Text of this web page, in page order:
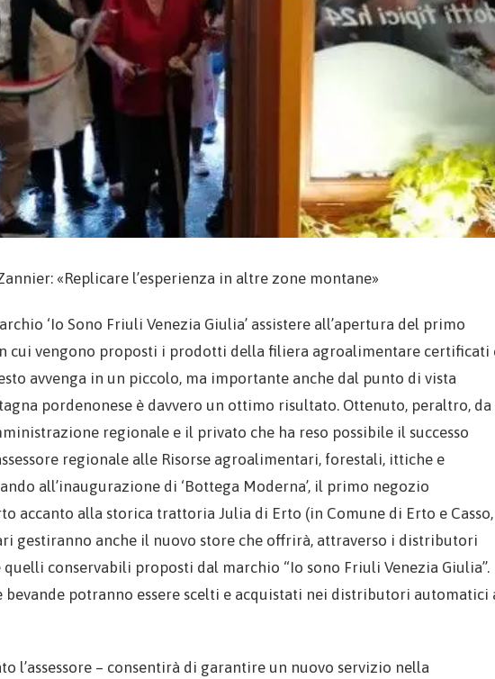
«Replicare l’esperienza in altre zone montane»
‘Io Sono Friuli Venezia Giulia’ assistere all’apertura del primo
cui vengono proposti i prodotti della filiera agroalimentare certificati
avvenga in un piccolo, ma importante anche dal punto di vista
pordenonese è davvero un ottimo risultato. Ottenuto, peraltro, da
regionale e il privato che ha reso possibile il successo
regionale alle Risorse agroalimentari, forestali, ittiche e
all’inaugurazione di ‘Bottega Moderna’, il primo negozio
accanto alla storica trattoria Julia di Erto (in Comune di Erto e Casso,
gestiranno anche il nuovo store che offrirà, attraverso i distributori
conservabili proposti dal marchio “Io sono Friuli Venezia Giulia”.
bevande potranno essere scelti e acquistati nei distributori automatici
l’assessore – consentirà di garantire un nuovo servizio nella